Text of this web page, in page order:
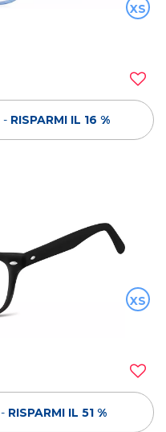
XS
- RISPARMI IL 16 %
XS
- RISPARMI IL 51 %